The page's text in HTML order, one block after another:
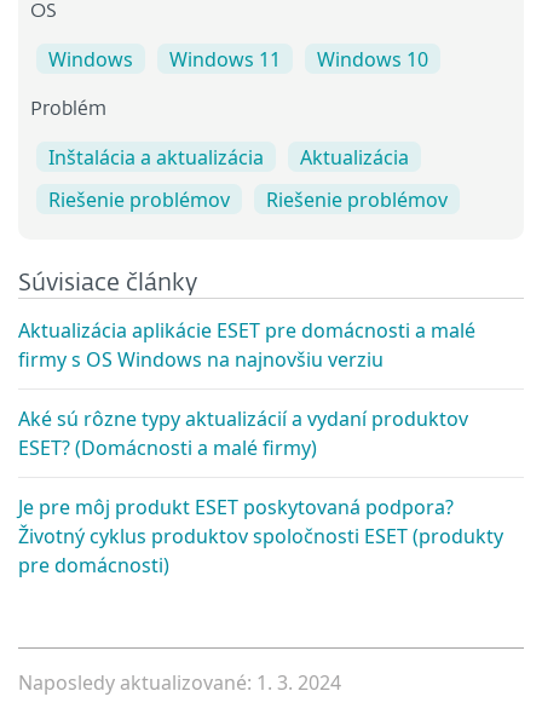
OS
Windows Windows 11 Windows 10
Problém
Inštalácia a aktualizácia
Aktualizácia
Riešenie problémov
Riešenie problémov
Súvisiace články
Aktualizácia aplikácie ESET pre domácnosti a malé
firmy s OS Windows na najnovšiu verziu
Aké sú rôzne typy aktualizácií a vydaní produktov
ESET? (Domácnosti a malé firmy)
Je pre môj produkt ESET poskytovaná podpora?
Životný cyklus produktov spoločnosti ESET (produkty
pre domácnosti)
Naposledy aktualizované: 1. 3. 2024